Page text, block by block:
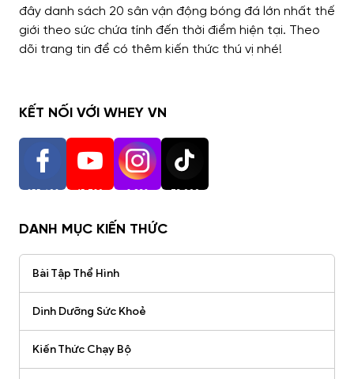
đây danh sách 20 sân vận động bóng đá lớn nhất thế
giới theo sức chứa tính đến thời điểm hiện tại. Theo
dõi trang tin để có thêm kiến thức thú vị nhé!
KẾT NỐI VỚI WHEY VN
255,402 15,720 2,938 73,000
DANH MỤC KIẾN THỨC
Bài Tập Thể Hình
Dinh Dưỡng Sức Khoẻ
Kiến Thức Chạy Bộ